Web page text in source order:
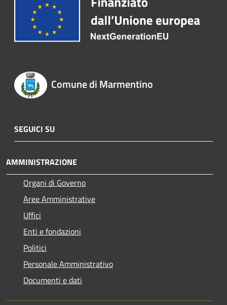
Comune di Marmentino
SEGUICI SU
AMMINISTRAZIONE
Organi di Governo
Aree Amministrative
Uffici
Enti e fondazioni
Politici
Personale Amministrativo
Documenti e dati